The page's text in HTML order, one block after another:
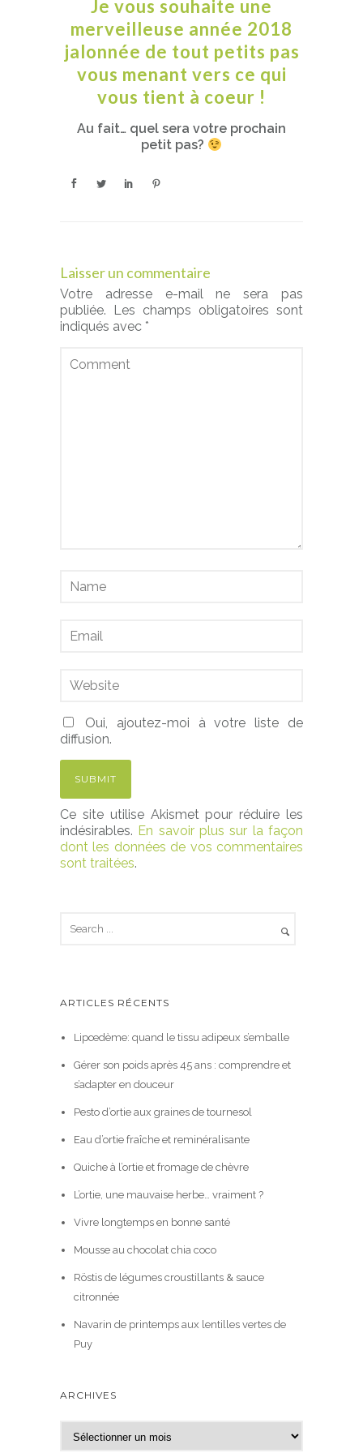
Je vous souhaite une
merveilleuse année 2018
jalonnée de tout petits pas
vous menant vers ce qui
vous tient à coeur !
Au fait… quel sera votre prochain
petit pas?
Laisser un commentaire
Votre adresse e-mail ne sera pas
publiée.
Les champs obligatoires sont
indiqués avec *
Oui, ajoutez-moi à votre liste de
diffusion.
Ce site utilise Akismet pour réduire les
indésirables. En savoir plus sur la façon
dont les données de vos commentaires
sont traitées.
ARTICLES RÉCENTS
Lipœdème: quand le tissu adipeux s’emballe
Gérer son poids après 45 ans : comprendre et
s’adapter en douceur
Pesto d’ortie aux graines de tournesol
Eau d’ortie fraîche et reminéralisante
Quiche à l’ortie et fromage de chèvre
L’ortie, une mauvaise herbe… vraiment ?
Vivre longtemps en bonne santé
Mousse au chocolat chia coco
Röstis de légumes croustillants & sauce
citronnée
Navarin de printemps aux lentilles vertes de
Puy
ARCHIVES
r